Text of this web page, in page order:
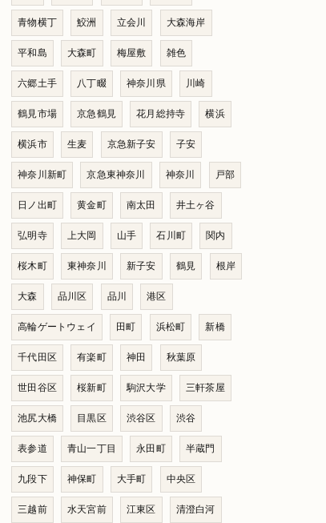
青物横丁 鮫洲 立会川 大森海岸
平和島 大森町 梅屋敷 雑色
六郷土手 八丁畷 神奈川県 川崎
鶴見市場 京急鶴見 花月総持寺 横浜
横浜市 生麦 京急新子安 子安
神奈川新町 京急東神奈川 神奈川 戸部
日ノ出町 黄金町 南太田 井土ヶ谷
弘明寺 上大岡 山手 石川町 関内
桜木町 東神奈川 新子安 鶴見 根岸
大森 品川区 品川 港区
高輪ゲートウェイ 田町 浜松町 新橋
千代田区 有楽町 神田 秋葉原
世田谷区 桜新町 駒沢大学 三軒茶屋
池尻大橋 目黒区 渋谷区 渋谷
表参道 青山一丁目 永田町 半蔵門
九段下 神保町 大手町 中央区
三越前 水天宮前 江東区 清澄白河